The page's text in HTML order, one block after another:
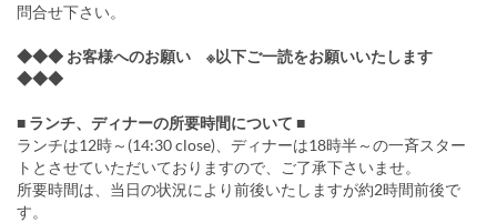
問合せ下さい。
◆◆◆ お客様へのお願い ※以下ご一読をお願いいたします
◆◆◆
■ ランチ、ディナーの所要時間について ■
ランチは12時～(14:30 close)、ディナーは18時半～の一斉スター
トとさせていただいておりますので、ご了承下さいませ。
所要時間は、当日の状況により前後いたしますが約2時間前後で
す。